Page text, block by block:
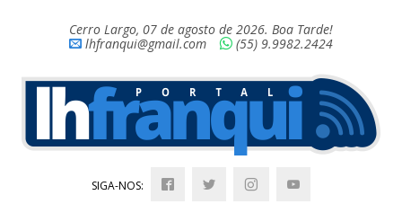
Cerro Largo, 07 de agosto de 2026. Boa Tarde!
lhfranqui@gmail.com
(55) 9.9982.2424
SIGA-NOS: